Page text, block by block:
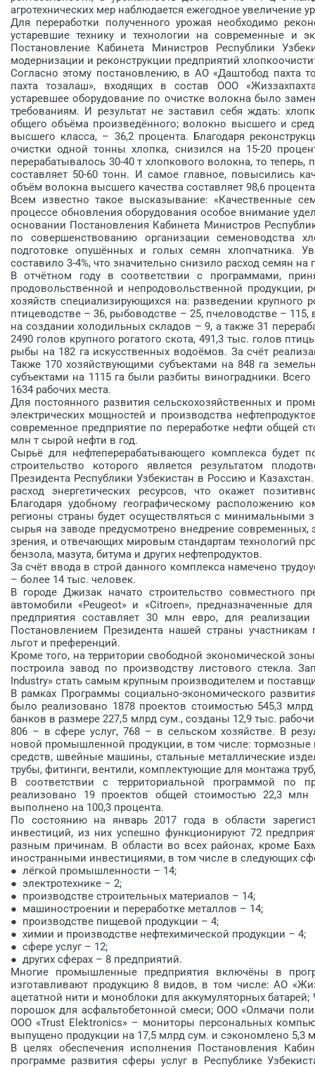
агротехнических мер наблюдается ежегодное увеличение
Для переработки полученного урожая необходимо
устаревшие технику и технологии на современные и
Постановление Кабинета Министров Республики
модернизации и реконструкции предприятий
Согласно этому постановлению, в АО «Даштобод пахта
пахта тозалаш», входящих в состав ООО
устаревшее оборудование по очистке волокна было
требованиям. И результат не заставил себя ждать:
общего объёма произведённого; волокно высшего и
высшего класса, – 36,2 процента. Благодаря
очистки одной тонны хлопка, снизился на 15-20
перерабатывалось 30-40 т хлопкового волокна, то теперь,
составляет 50-60 тонн. И самое главное, повысились
объём волокна высшего качества составляет 98,6
Всем известно такое высказывание: «Качественные
процессе обновления оборудования особое внимание
основании Постановления Кабинета Министров
по совершенствованию организации семеноводства
подготовке опушённых и голых семян хлопчатника.
составило 3-4%, что значительно снизило расход семян на
В отчётном году в соответствии с программами,
продовольственной и непродовольственной
хозяйств специализирующихся на: разведении крупного
птицеводстве – 36, рыбоводстве – 25, пчеловодстве –
на создании холо­дильных складов – 9, а также 31
2490 голов крупного рогатого скота, 491,3 тыс. голов
рыбы на 182 га искусственных водоёмов. За счёт
Также 170 хозяйствующими субъектами на 848 га
субъектами на 1115 га были разбиты виноградники.
1634 рабочих места.
Для постоянного развития сельскохозяйственных и
электрических мощностей и производства
современное предприятие по переработке нефти общей
млн т сырой нефти в год.
Сырьё для нефтеперерабатывающего комплекса будет
строительство которого является результатом
Президента Республики Узбекистан в Россию и
расход энергетических ресурсов, что окажет
Благодаря удобному географическому расположению
регионы страны будет осуществляться с минимальными
сырья на заводе предусмотрено внедрение современных,
зрения, и отвечающих мировым стандартам технологий
бензола, мaзута, битума и других нефтепродуктов.
За счёт ввода в строй данного комплекса намечено
– более 14 тыс. человек.
В городе Джизак начато строительство совместного
автомобили «Peugeot» и «Citroen», предназначенные
предприятия составляет 30 млн евро, для
Постановлением Президента нашей страны
льгот и преференций.
Кроме того, на территории свободной экономической
построила завод по производству листового стекла.
Industry» стать самым крупным производителем и
В рамках Программы социально-экономического
было реализовано 1878 проектов стоимостью 545,3
банков в размере 227,5 млрд сум., созданы 12,9 тыс.
806 – в сфере услуг, 768 – в сельском хозяйстве. В
новой промышленной продукции, в том числе: тормозные
средств, швейные машины, стальные металлические
трубы, фитинги, вентили, комплектующие для монтажа
В соответствии с территориальной программой по
реализовано 19 проектов общей стоимостью 22,3
выполнено на 100,3 процента.
По состоянию на январь 2017 года в области
инвестиций, из них успешно функционируют 72
разным причинам. В области во всех районах, кроме
иностранными инвестициями, в том числе в следующих
● лёгкой промышленности – 14;
● электротехнике – 2;
● производстве строительных материалов – 14;
● машиностроении и переработке металлов – 14;
● производстве пищевой продукции – 4;
● химии и производстве нефтехимической продукции – 4;
● сфере услуг – 12;
● других сферах – 8 предприятий.
Многие промышленные предприятия включёны в
изготавливают продукцию 8 видов, в том числе: АО
ацетатной нити и моноблоки для аккумуляторных
порошок для асфальтобетонной смеси; ООО «Олмачи
ООО «Trust Elektronics» – мониторы персональных
выпущено продукции на 17,5 млрд сум. и сэкономлено 5,3
В целях обеспечения исполнения Постановления
программе развития сферы услуг в Республике